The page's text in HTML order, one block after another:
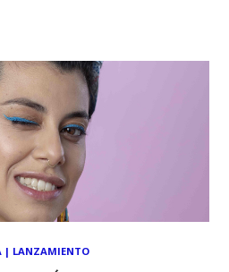
"Encuentro Electroflok
| LANZAMIENTO